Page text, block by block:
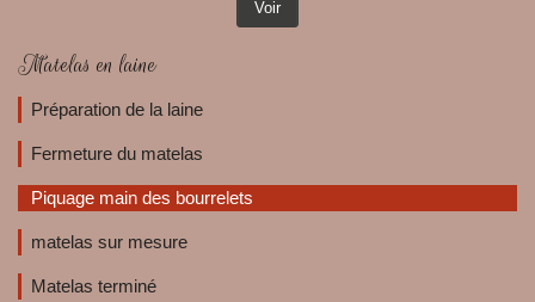
Voir
Matelas en laine
Préparation de la laine
Fermeture du matelas
Piquage main des bourrelets
matelas sur mesure
Matelas terminé